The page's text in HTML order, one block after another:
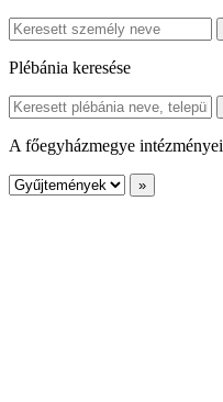
Plébánia keresése
A főegyházmegye intézményei